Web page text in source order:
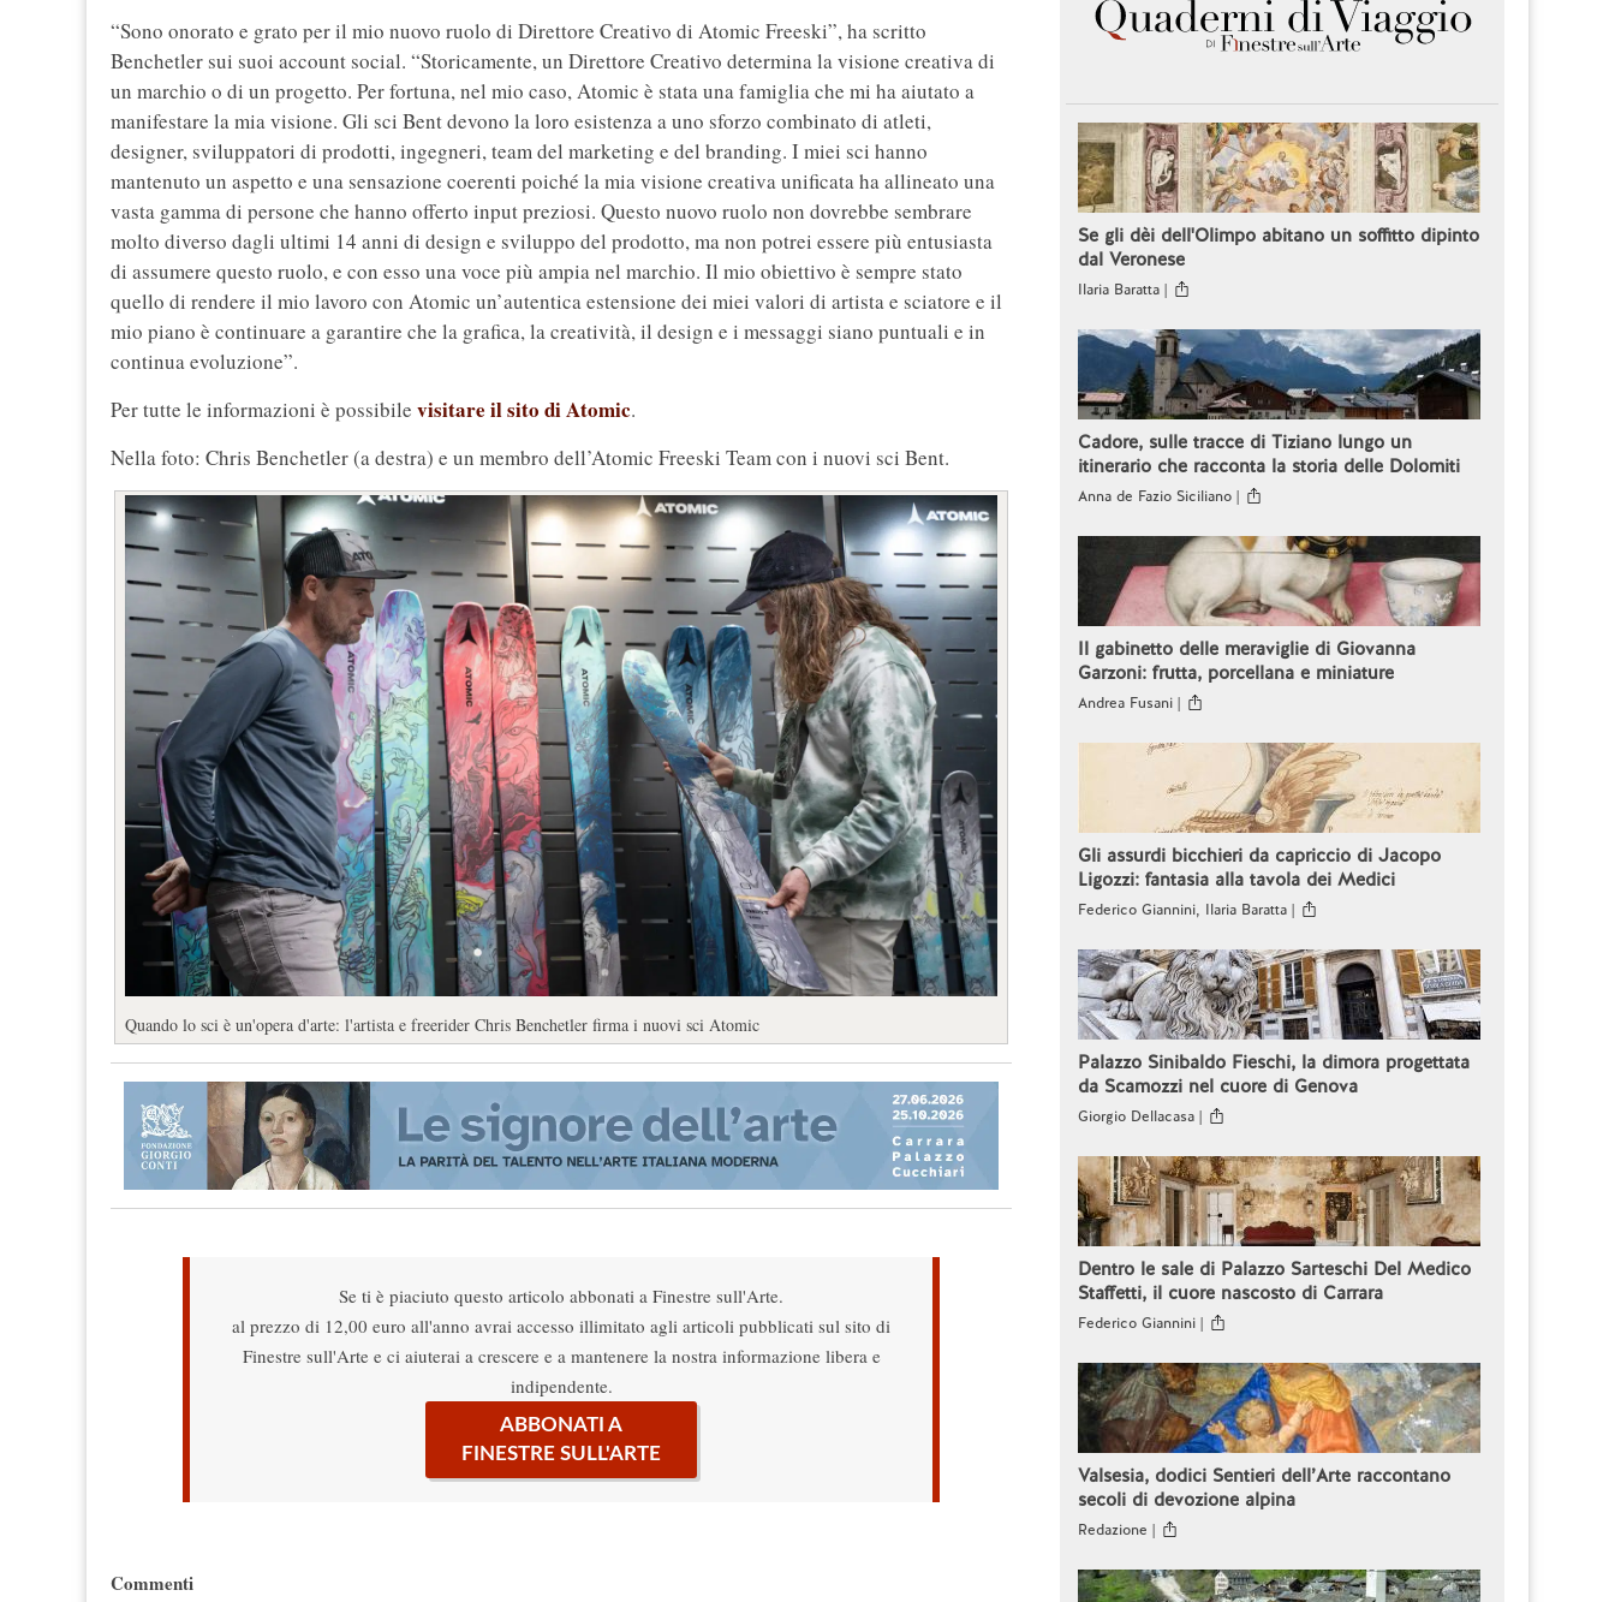
“Sono onorato e grato per il mio nuovo ruolo di Direttore Creativo di Atomic Freeski”, ha scritto
Benchetler sui suoi account social. “Storicamente, un Direttore Creativo determina la visione creativa di
un marchio o di un progetto. Per fortuna, nel mio caso, Atomic è stata una famiglia che mi ha aiutato a
manifestare la mia visione. Gli sci Bent devono la loro esistenza a uno sforzo combinato di atleti,
designer, sviluppatori di prodotti, ingegneri, team del marketing e del branding. I miei sci hanno
mantenuto un aspetto e una sensazione coerenti poiché la mia visione creativa unificata ha allineato una
vasta gamma di persone che hanno offerto input preziosi. Questo nuovo ruolo non dovrebbe sembrare
molto diverso dagli ultimi 14 anni di design e sviluppo del prodotto, ma non potrei essere più entusiasta
di assumere questo ruolo, e con esso una voce più ampia nel marchio. Il mio obiettivo è sempre stato
quello di rendere il mio lavoro con Atomic un’autentica estensione dei miei valori di artista e sciatore e il
mio piano è continuare a garantire che la grafica, la creatività, il design e i messaggi siano puntuali e in
continua evoluzione”.
Per tutte le informazioni è possibile visitare il sito di Atomic.
Nella foto: Chris Benchetler (a destra) e un membro dell’Atomic Freeski Team con i nuovi sci Bent.
Quando lo sci è un'opera d'arte: l'artista e freerider Chris Benchetler firma i nuovi sci Atomic
Se ti è piaciuto questo articolo abbonati a Finestre sull'Arte.
al prezzo di 12,00 euro all'anno avrai accesso illimitato agli articoli pubblicati sul sito di
Finestre sull'Arte e ci aiuterai a crescere e a mantenere la nostra informazione libera e
indipendente.
ABBONATI A
FINESTRE SULL'ARTE
Commenti
Se gli dèi dell'Olimpo abitano un soffitto dipinto
dal Veronese
Ilaria Baratta |
Cadore, sulle tracce di Tiziano lungo un
itinerario che racconta la storia delle Dolomiti
Anna de Fazio Siciliano |
Il gabinetto delle meraviglie di Giovanna
Garzoni: frutta, porcellana e miniature
Andrea Fusani |
Gli assurdi bicchieri da capriccio di Jacopo
Ligozzi: fantasia alla tavola dei Medici
Federico Giannini, Ilaria Baratta |
Palazzo Sinibaldo Fieschi, la dimora progettata
da Scamozzi nel cuore di Genova
Giorgio Dellacasa |
Dentro le sale di Palazzo Sarteschi Del Medico
Staffetti, il cuore nascosto di Carrara
Federico Giannini |
Valsesia, dodici Sentieri dell’Arte raccontano
secoli di devozione alpina
Redazione |